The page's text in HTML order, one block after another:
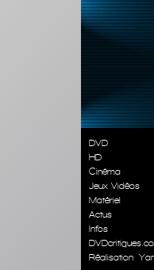
DVD
HD
Cinéma
Jeux Vidéos
Matériel
Actus
Infos
Réalisation